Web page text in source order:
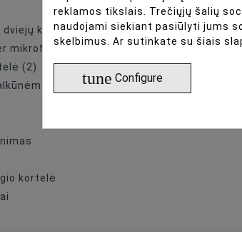
dviejų kanalų komplekte)
mikrofonas (3 mm, IP67) (2)
(2)
antenoms)
kortelė
reklamos tikslais. Trečiųjų šalių
naudojami siekiant pasiūlyti jums
skelbimus. Ar sutinkate su šiais
tune Configure